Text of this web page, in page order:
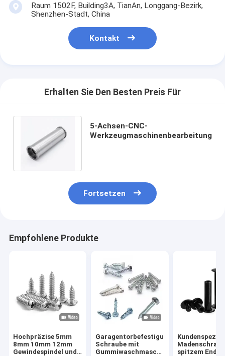
Raum 1502F, Building3A, TianAn, Longgang-Bezirk,
Shenzhen-Stadt, China
Kontakt
Erhalten Sie Den Besten Preis Für
5-Achsen-CNC-
Werkzeugmaschinenbearbeitung
Fortsetzen
Empfohlene Produkte
Hochpräzise 5mm
8mm 10mm 12mm
Gewindespindel und
Garagentorbefestigungen,
Schraube mit
Gummiwaschmaschine,
spitzem Ende